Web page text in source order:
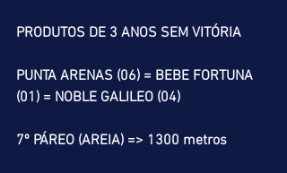
PRODUTOS DE 3 ANOS SEM VITÓRIA
PUNTA ARENAS (06) = BEBE FORTUNA
(01) = NOBLE GALILEO (04)
7º PÁREO (AREIA) => 1300 metros